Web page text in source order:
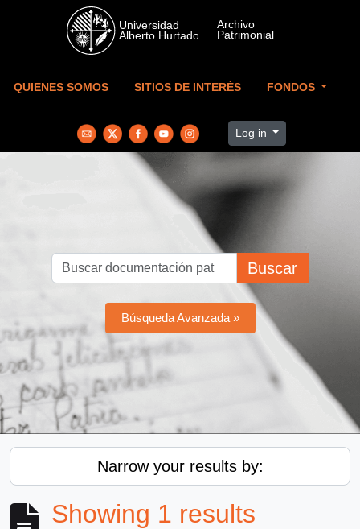
Skip to main content
QUIENES SOMOS SITIOS DE INTERÉS FONDOS
Log in
Buscar
Búsqueda Avanzada »
Narrow your results by:
Showing 1 results